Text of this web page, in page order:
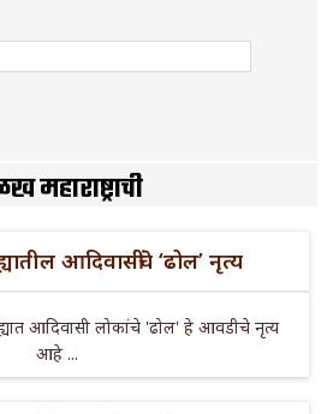
आदिवासींचे ‘ढोल’ नृत्य
आदिवासी लोकांचे 'ढोल' हे आवडीचे नृत्य
आहे ...